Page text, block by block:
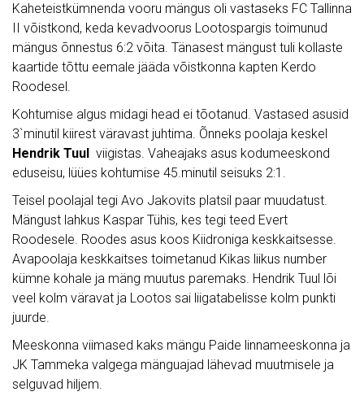
Kaheteistkümnenda vooru mängus oli vastaseks FC Tallinna
II võistkond, keda kevadvoorus Lootospargis toimunud
mängus õnnestus 6:2 võita. Tänasest mängust tuli kollaste
kaartide tõttu eemale jääda võistkonna kapten Kerdo
Roodesel.
Kohtumise algus midagi head ei tõotanud. Vastased asusid
3`minutil kiirest väravast juhtima. Õnneks poolaja keskel
Hendrik Tuul
viigistas. Vaheajaks asus kodumeeskond
eduseisu, lüües kohtumise 45.minutil seisuks 2:1.
Teisel poolajal tegi Avo Jakovits platsil paar muudatust.
Mängust lahkus Kaspar Tühis, kes tegi teed Evert
Roodesele. Roodes asus koos Kiidroniga keskkaitsesse.
Avapoolaja keskkaitses toimetanud Kikas liikus number
kümne kohale ja mäng muutus paremaks. Hendrik Tuul lõi
veel kolm väravat ja Lootos sai liigatabelisse kolm punkti
juurde.
Meeskonna viimased kaks mängu Paide linnameeskonna ja
JK Tammeka valgega mänguajad lähevad muutmisele ja
selguvad hiljem.